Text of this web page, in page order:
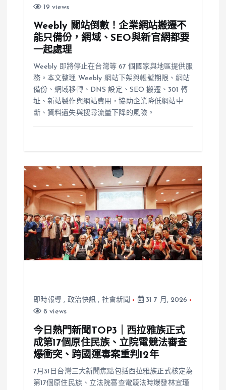
19 views
Weebly 關站倒數！企業網站搬遷不
能只備份，網域、SEO與新官網都要
一起處理
Weebly 即將停止在台灣等 67 個國家與地區提供服
務。本文整理 Weebly 網站下架與帳號期限、網站
備份、網域移轉、DNS 設定、SEO 搬遷、301 轉
址、新站製作與網站費用，協助企業降低網站中
斷、資料遺失與搜尋流量下降的風險。
即時報導 , 政治快訊 , 社會新聞
31 7 月, 2026
8 views
今日熱門新聞TOP3｜西拉雅族正式
成第17個原住民族、立院電競法審查
爆衝突、跨國運毒案重判12年
7月31日台灣三大新聞焦點包括西拉雅族正式核定為
第17個原住民族、立法院審查電競法時爆發林宜瑾